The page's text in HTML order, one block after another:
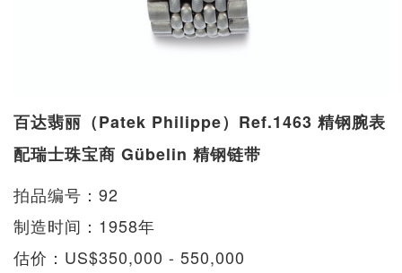
百达翡丽（Patek Philippe）Ref.1463 精钢腕表
配瑞士珠​​宝商 Gübelin 精钢链带
拍品编号：92
制造时间：1958年
估价：US$350,000 - 550,000